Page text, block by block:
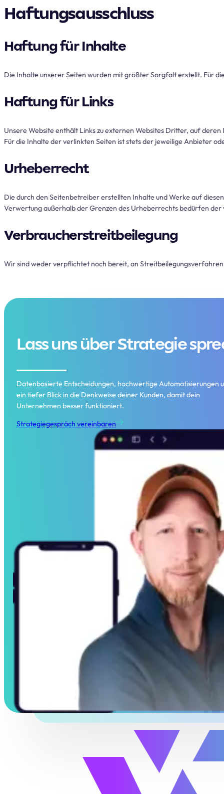
Haftungsausschluss
Haftung für Inhalte
Die Inhalte unserer Seiten wurden mit größter Sorgfalt erstellt. Für
Haftung für Links
Unsere Website enthält Links zu externen Websites Dritter, auf
Für die Inhalte der verlinkten Seiten ist stets der jeweilige Anbieter
Urheberrecht
Die durch den Seitenbetreiber erstellten Inhalte und Werke auf
Verwertung außerhalb der Grenzen des Urheberrechts bedürfen
Verbraucherstreitbeilegung
Wir sind weder verpflichtet noch bereit, an
Lass uns über Strategie
Datenbasierte Entscheidungen, hochwertige Automatisierungen
ein tiefer Blick in die Denkweise deiner Kunden, damit dein
Unternehmen besser funktioniert.
Strategiegespräch vereinbaren